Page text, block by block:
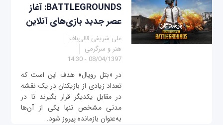
BATTLEGROUNDS: آغاز
عصر جدید بازی‌های آنلاین
علی شریفی قالی‌باف
هنر و سرگرمی
08/04/1397 - 14:30
در «بتل رویال» هدف این است که
تعداد زیادی از بازیکنان در یک نقشه
در مقابل یکدیگر قرار بگیرند تا در
مدتی مشخص تنها یکی از آن‌ها
به‌عنوان بازمانده پیروز شود.